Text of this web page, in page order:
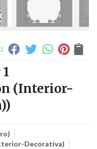
(Interior-
Decorativa)